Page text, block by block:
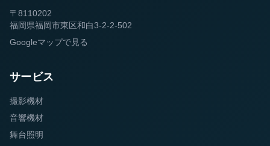
〒8110202
福岡県福岡市東区和白3-2-2-502
Googleマップで見る
サービス
撮影機材
音響機材
舞台照明